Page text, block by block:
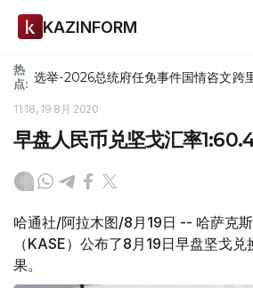
KAZINFORM
热
点: 选举-2026总统府任免事件国情咨文跨
11:18, 19 8月 2020
早盘人民币兑坚戈汇率
哈通社/阿拉木图/8月19日 -- 哈萨克
（KASE）公布了8月19日早盘坚戈
果。